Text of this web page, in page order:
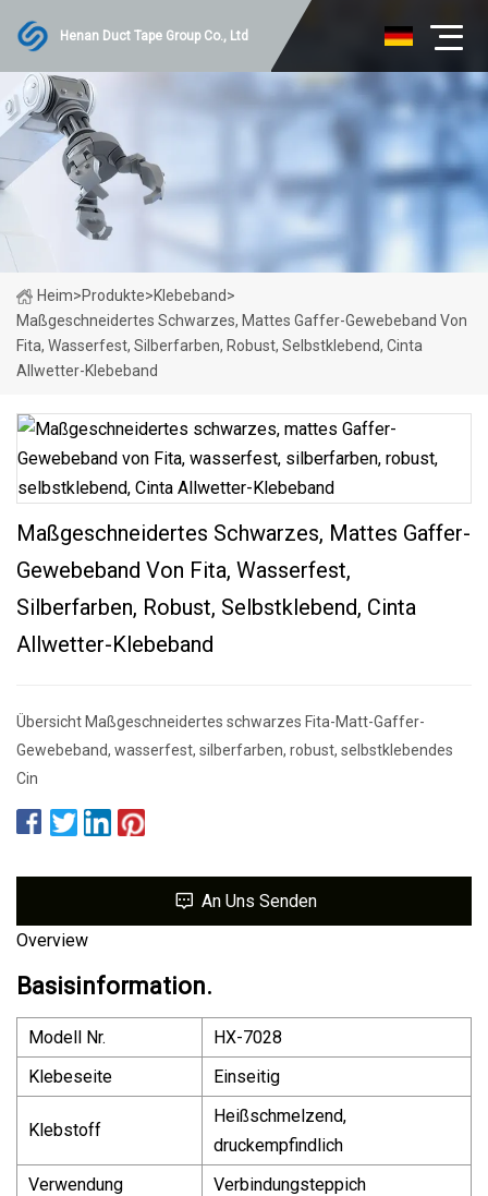
Henan Duct Tape Group Co., Ltd
Heim>Produkte>Klebeband>
Maßgeschneidertes Schwarzes, Mattes Gaffer-Gewebeband Von
Fita, Wasserfest, Silberfarben, Robust, Selbstklebend, Cinta
Allwetter-Klebeband
Maßgeschneidertes Schwarzes, Mattes Gaffer-
Gewebeband Von Fita, Wasserfest,
Silberfarben, Robust, Selbstklebend, Cinta
Allwetter-Klebeband
Übersicht Maßgeschneidertes schwarzes Fita-Matt-Gaffer-
Gewebeband, wasserfest, silberfarben, robust, selbstklebendes
Cin
An Uns Senden
Overview
Basisinformation.
Modell Nr.
HX-7028
Klebeseite
Einseitig
Klebstoff
Heißschmelzend,
druckempfindlich
Verwendung
Verbindungsteppich